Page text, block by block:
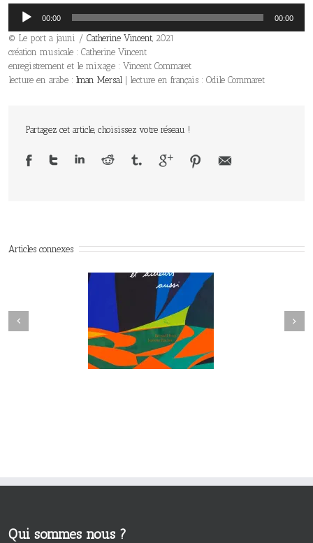
Lecteur
audio
00:00 00:00
© Le port a jauni / Catherine Vincent, 2021
création musicale : Catherine Vincent
enregistrement et le mixage : Vincent Commaret
lecture en arabe : Iman Mersal | lecture en français : Odile Commaret
Partagez cet article, choisissez votre réseau !
Articles connexes
Next
Qui sommes nous ?